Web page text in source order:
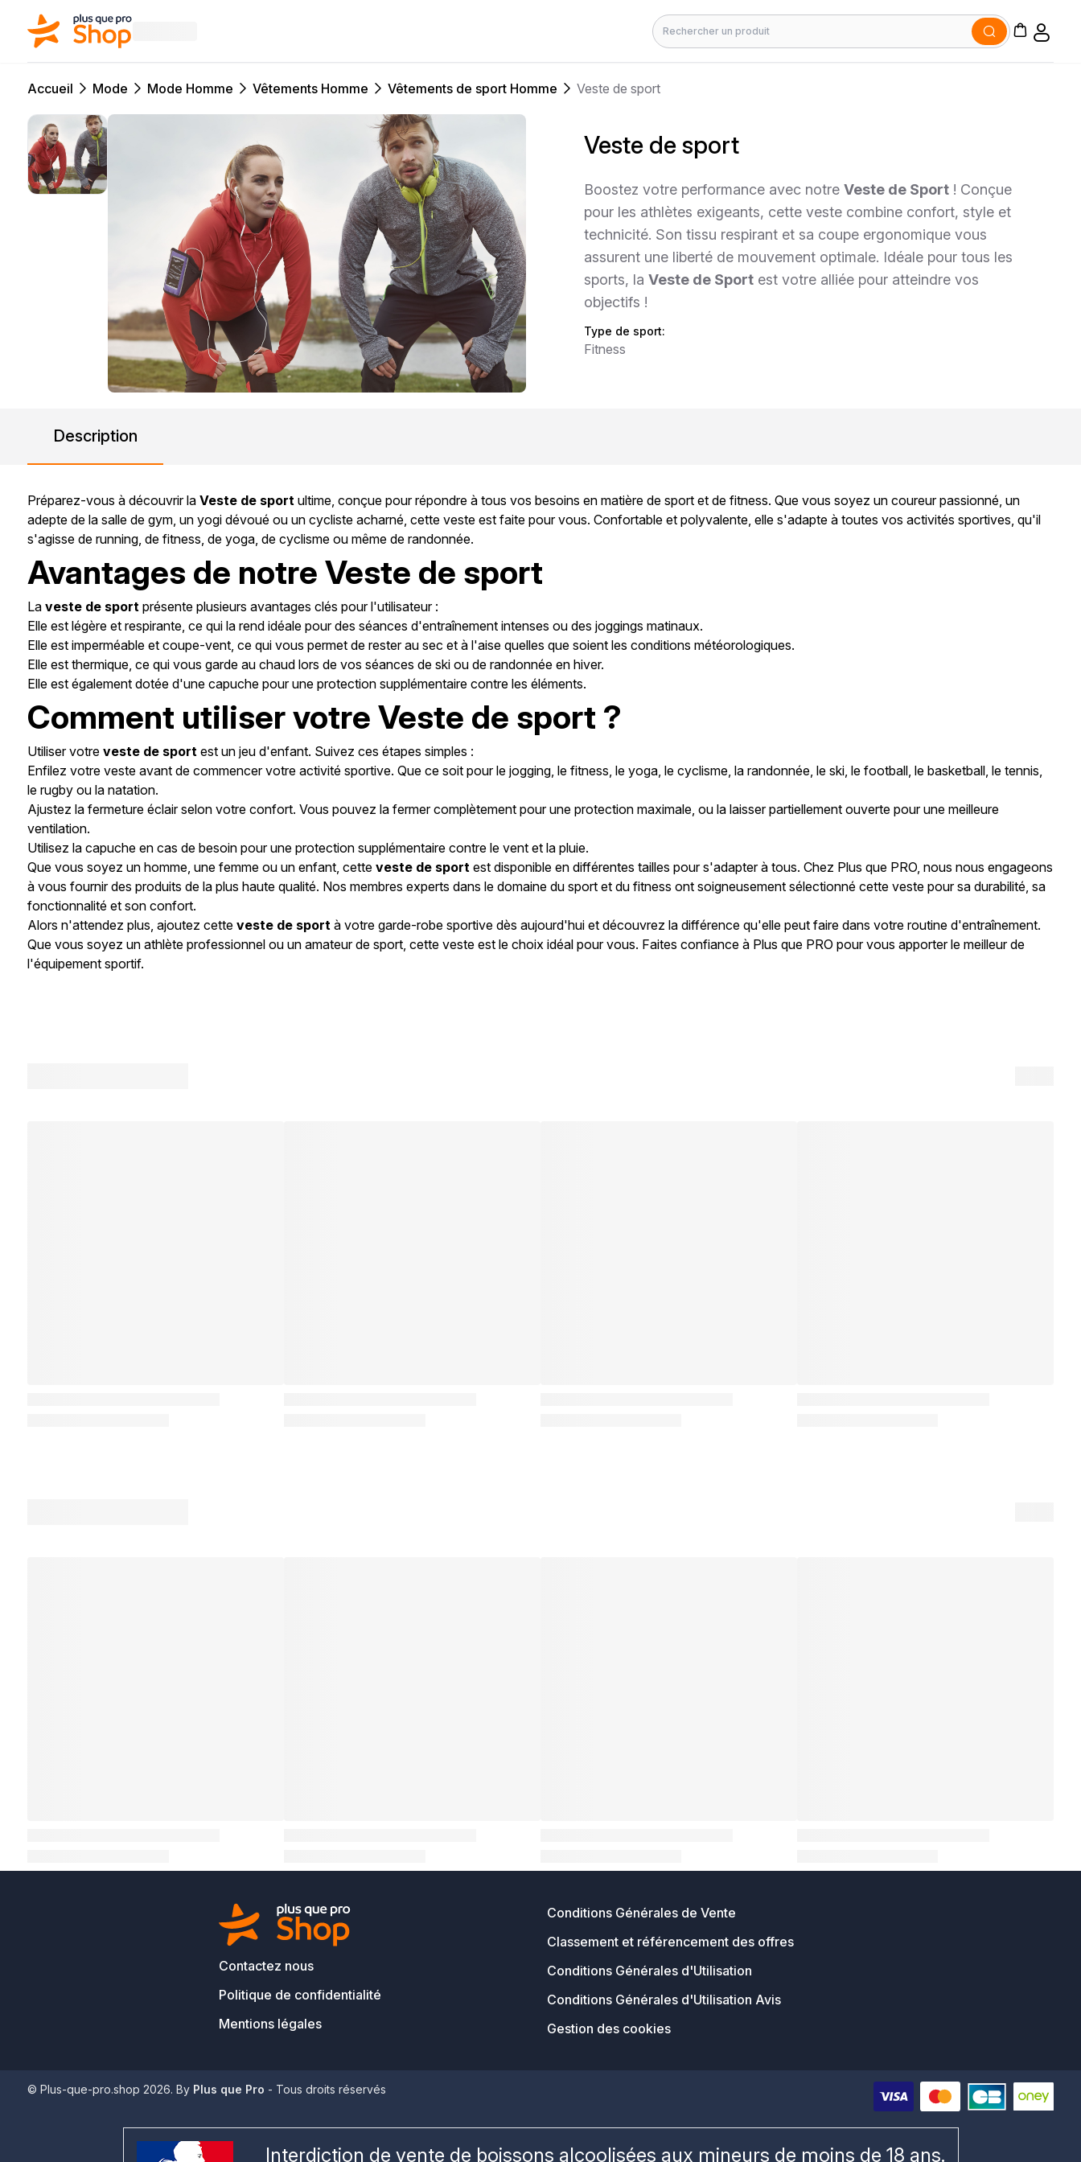
Rechercher
Accueil Mode Mode Homme Vêtements Homme Vêtements de sport Homme Veste de sport
Veste de sport
Boostez votre performance avec notre Veste de Sport ! Conçue
pour les athlètes exigeants, cette veste combine confort, style et
technicité. Son tissu respirant et sa coupe ergonomique vous
assurent une liberté de mouvement optimale. Idéale pour tous les
sports, la Veste de Sport est votre alliée pour atteindre vos
objectifs !
Type de sport:
Fitness
Description
Préparez-vous à découvrir laVeste de sport ultime, conçue pour répondre à tous vos besoins en matière de sport et de fitness. Que vous soyez un coureur passionné, un
adepte de la salle de gym, un yogi dévoué ou un cycliste acharné, cette veste est faite pour vous. Confortable et polyvalente, elle s'adapte à toutes vos activités sportives, qu'il
s'agisse de running, de fitness, de yoga, de cyclisme ou même de randonnée.
Avantages de notre Veste de sport
Laveste de sport présente plusieurs avantages clés pour l'utilisateur :
Elle est légère et respirante, ce qui la rend idéale pour des séances d'entraînement intenses ou des joggings matinaux.
Elle est imperméable et coupe-vent, ce qui vous permet de rester au sec et à l'aise quelles que soient les conditions météorologiques.
Elle est thermique, ce qui vous garde au chaud lors de vos séances de ski ou de randonnée en hiver.
Elle est également dotée d'une capuche pour une protection supplémentaire contre les éléments.
Comment utiliser votre Veste de sport ?
Utiliser votreveste de sport est un jeu d'enfant. Suivez ces étapes simples :
Enfilez votre veste avant de commencer votre activité sportive. Que ce soit pour le jogging, le fitness, le yoga, le cyclisme, la randonnée, le ski, le football, le basketball, le tennis,
le rugby ou la natation.
Ajustez la fermeture éclair selon votre confort. Vous pouvez la fermer complètement pour une protection maximale, ou la laisser partiellement ouverte pour une meilleure
ventilation.
Utilisez la capuche en cas de besoin pour une protection supplémentaire contre le vent et la pluie.
Que vous soyez un homme, une femme ou un enfant, cetteveste de sport est disponible en différentes tailles pour s'adapter à tous. Chez Plus que PRO, nous nous engageons
à vous fournir des produits de la plus haute qualité. Nos membres experts dans le domaine du sport et du fitness ont soigneusement sélectionné cette veste pour sa durabilité, sa
fonctionnalité et son confort.
Alors n'attendez plus, ajoutez cetteveste de sport à votre garde-robe sportive dès aujourd'hui et découvrez la différence qu'elle peut faire dans votre routine d'entraînement.
Que vous soyez un athlète professionnel ou un amateur de sport, cette veste est le choix idéal pour vous. Faites confiance à Plus que PRO pour vous apporter le meilleur de
l'équipement sportif.
Contactez nous
Politique de confidentialité
Mentions légales
Conditions Générales de Vente
Classement et référencement des offres
Conditions Générales d'Utilisation
Conditions Générales d'Utilisation Avis
Gestion des cookies
© Plus-que-pro.shop 2026. By Plus que Pro - Tous droits réservés
Interdiction de vente de boissons alcoolisées aux mineurs de moins de 18 ans.